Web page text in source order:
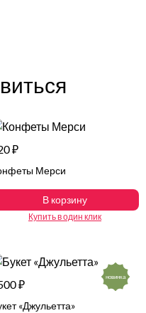
₽
Мерси
Купить в один клик
В корзину
₽
«Джульетта»
новинка